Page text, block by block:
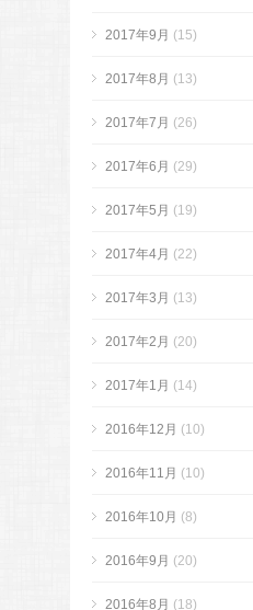
2017年9月 (15)
2017年8月 (13)
2017年7月 (26)
2017年6月 (29)
2017年5月 (19)
2017年4月 (22)
2017年3月 (13)
2017年2月 (20)
2017年1月 (14)
2016年12月 (10)
2016年11月 (10)
2016年10月 (8)
2016年9月 (20)
2016年8月 (18)